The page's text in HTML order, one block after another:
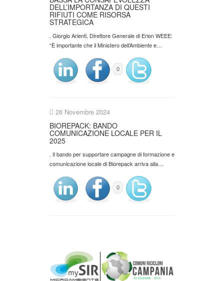
DELL’IMPORTANZA DI QUESTI
RIFIUTI COME RISORSA
STRATEGICA
. Giorgio Arienti, Direttore Generale di Erion WEEE:
“È importante che il Ministero dell’Ambiente e…
0
26 Novembre 2024
BIOREPACK: BANDO
COMUNICAZIONE LOCALE PER IL
2025
. Il bando per supportare campagne di formazione e
comunicazione locale di Biorepack arriva alla…
0